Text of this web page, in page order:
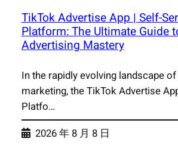
TikTok Advertise App | Self-
Platform: The Ultimate Guide
Advertising Mastery
In the rapidly evolving landscape
marketing, the TikTok Advertise
Platfo…
2026 年 8 月 8 日